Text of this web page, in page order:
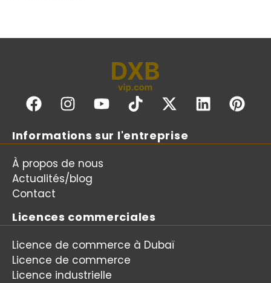
Informations sur l'entreprise
À propos de nous
Actualités/blog
Contact
Licences commerciales
Licence de commerce à Dubaï
Licence de commerce
Licence industrielle